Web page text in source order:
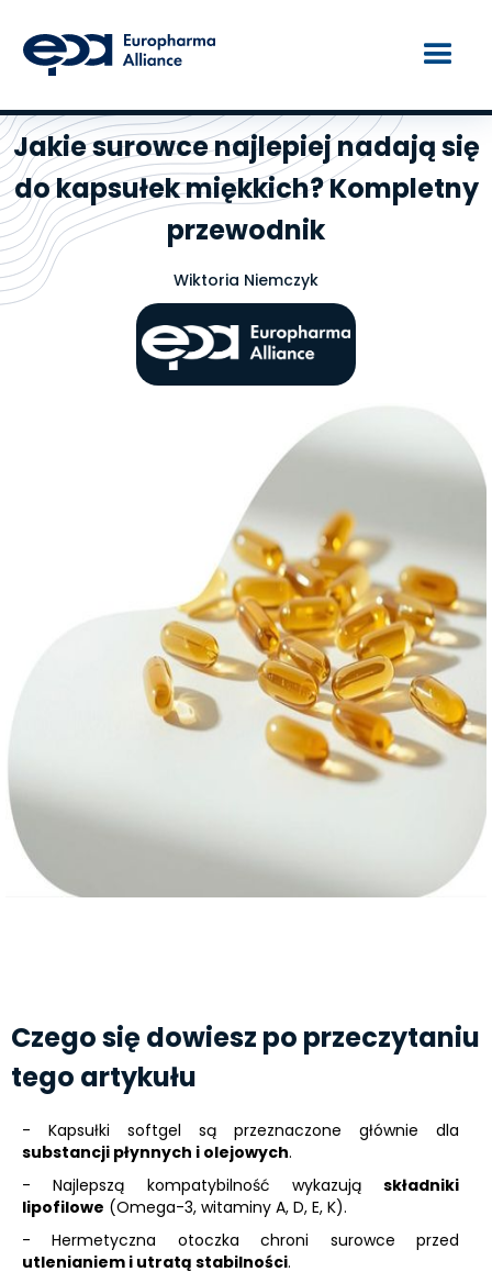
Jakie surowce najlepiej nadają się
do kapsułek miękkich? Kompletny
przewodnik
Wiktoria Niemczyk
Czego się dowiesz po przeczytaniu
tego artykułu
- Kapsułki softgel są przeznaczone głównie dla
substancji płynnych i olejowych.
- Najlepszą kompatybilność wykazują składniki
lipofilowe (Omega-3, witaminy A, D, E, K).
- Hermetyczna otoczka chroni surowce przed
utlenianiem i utratą stabilności.